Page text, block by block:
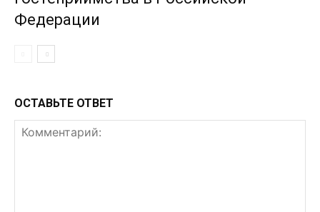
Федерации
ОСТАВЬТЕ ОТВЕТ